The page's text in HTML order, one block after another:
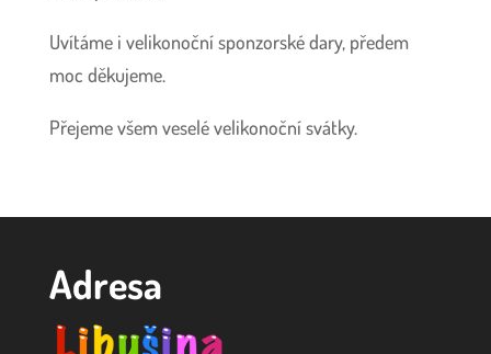
Uvítáme i velikonoční sponzorské dary, předem
moc děkujeme.
Přejeme všem veselé velikonoční svátky.
Adresa